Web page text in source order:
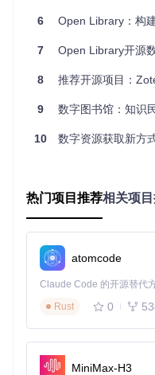
学习资料。
通过 Django Local
Web 开发之路打下坚实
项目地址：https://
locallibrary-tutorial
6 Open Library：构
7 Open Library开源数
8 推荐开源项目：
9 数字图书馆：知识
10 数字资源获取新方式：
热门项目推荐相关项
atomcode
Rust
0
MiniMax-H3